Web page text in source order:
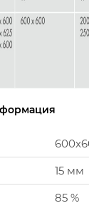
15 мм
85 %